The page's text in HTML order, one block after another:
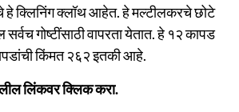
हे क्लिनिंग क्लॉथ आहेत. हे मल्टीलकरचे छोटे
गोष्टींसाठी वापरता येतात. हे १२ कापड
किंमत २६२ इतकी आहे.
लिंकवर क्लिक करा.